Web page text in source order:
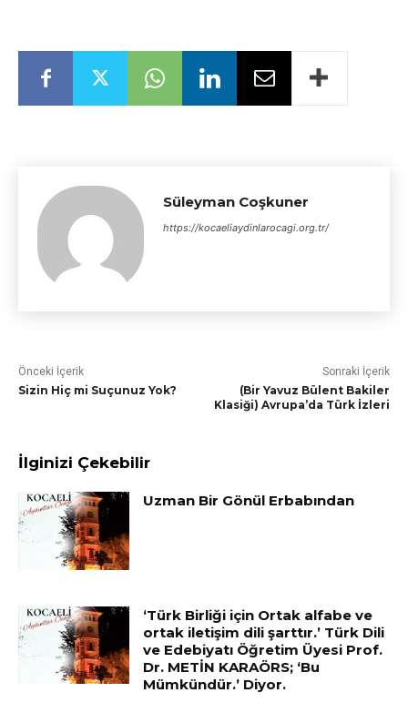
Süleyman Coşkuner
https://kocaeliaydinlarocagi.org.tr/
Önceki İçerik
Sizin Hiç mi Suçunuz Yok?
Sonraki İçerik
(Bir Yavuz Bülent Bakiler
Klasiği) Avrupa’da Türk İzleri
İlginizi Çekebilir
Uzman Bir Gönül Erbabından
‘Türk Birliği için Ortak alfabe ve
ortak iletişim dili şarttır.’ Türk Dili
ve Edebiyatı Öğretim Üyesi Prof.
Dr. METİN KARAÖRS; ‘Bu
Mümkündür.’ Diyor.